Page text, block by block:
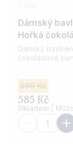
Dámský
Hořká
Dámský
čokoládové
699 Kč
585 Kč
Skladem
|